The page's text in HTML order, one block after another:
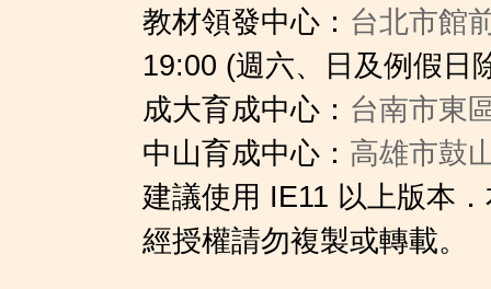
教材領發中心： 台北市館
19:00 (週六、日及例假日
成大育成中心： 台南市東
中山育成中心： 高雄市鼓
建議使用 IE11 以上版本
經授權請勿複製或轉載。